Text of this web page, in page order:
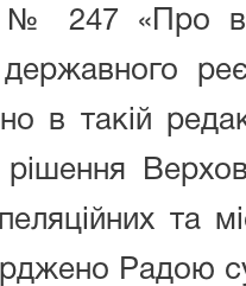
№ 247 «Про
в такій
рішення
та
Радою